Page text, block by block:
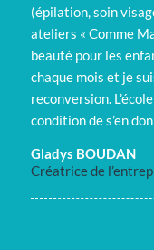
(épilation, soin
ateliers « Comme
beauté pour les
chaque mois et je
reconversion.
condition de s’en
Gladys BOUDAN
Créatrice de